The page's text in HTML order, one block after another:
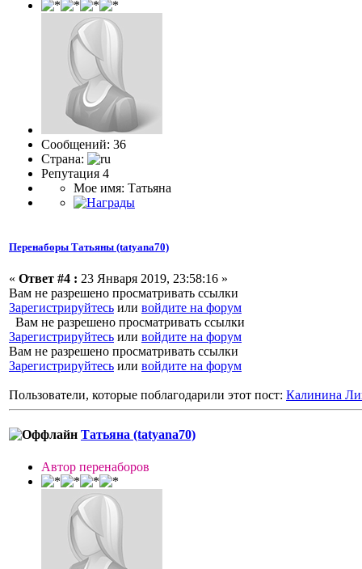
Сообщений: 36
Страна:
Репутация 4
Мое имя: Татьяна
Перенаборы Татьяны (tatyana70)
« Ответ #4 : 23 Января 2019, 23:58:16 »
Вам не разрешено просматривать ссылки
Зарегистрируйтесь или войдите на форум
Вам не разрешено просматривать ссылки
Зарегистрируйтесь или войдите на форум
Вам не разрешено просматривать ссылки
Зарегистрируйтесь или войдите на форум
Пользователи, которые поблагодарили этот пост: Калинина
Татьяна (tatyana70)
Автор перенаборов